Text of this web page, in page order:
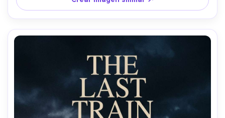
profundidad de campo reducida, grano sutil, gradación
premium de color cinematográfico --ar 4:5